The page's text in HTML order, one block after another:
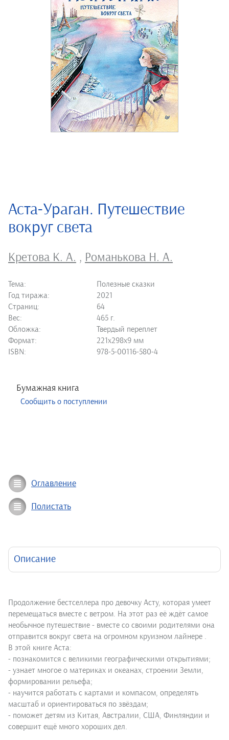
Аста-Ураган. Путешествие
вокруг света
Кретова К. А. , Романькова Н. А.
Тема:
Полезные сказки
Год тиража:
2021
Страниц:
64
Вес:
465 г.
Обложка:
Твердый переплет
Формат:
221х298х9 мм
ISBN:
978-5-00116-580-4
Бумажная книга
Сообщить о поступлении
Оглавление
Полистать
Описание
Продолжение бестселлера про девочку Асту, которая умеет
перемещаться вместе с ветром. На этот раз её ждёт самое
необычное путешествие - вместе со своими родителями она
отправится вокруг света на огромном круизном лайнере .
В этой книге Аста:
- познакомится с великими географическими открытиями;
- узнает многое о материках и океанах, строении Земли,
формировании рельефа;
- научится работать с картами и компасом, определять
масштаб и ориентироваться по звёздам;
- поможет детям из Китая, Австралии, США, Финляндии и
совершит ещё много хороших дел.